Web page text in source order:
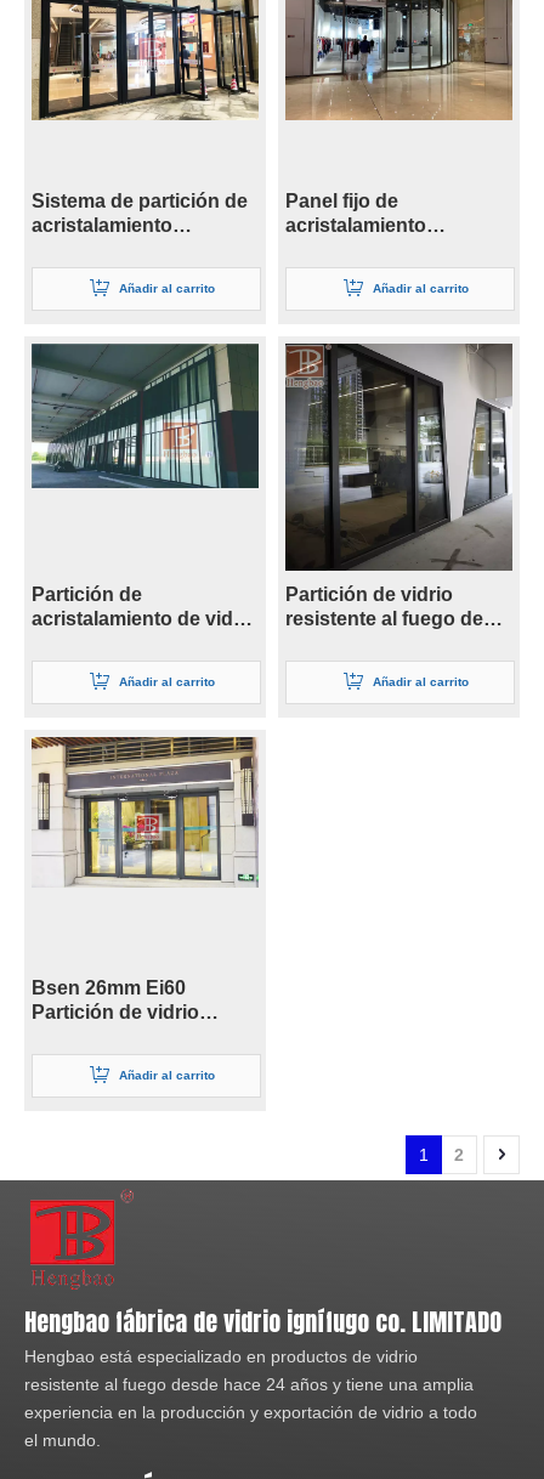
Sistema de partición de
acristalamiento
alta calidad
Añadir al carrito
Panel fijo de
acristalamiento
Añadir al carrito
Partición de
acristalamiento de vidrio
doble capa de 19 mm
Añadir al carrito
Partición de vidrio
resistente al fuego de
Añadir al carrito
Bsen 26mm Ei60
Partición de vidrio
Añadir al carrito
1 2
Hengbao fábrica de vidrio ignífugo co. LIMITADO
Hengbao está especializado en productos de vidrio
resistente al fuego desde hace 24 años y tiene una amplia
experiencia en la producción y exportación de vidrio a todo
el mundo.